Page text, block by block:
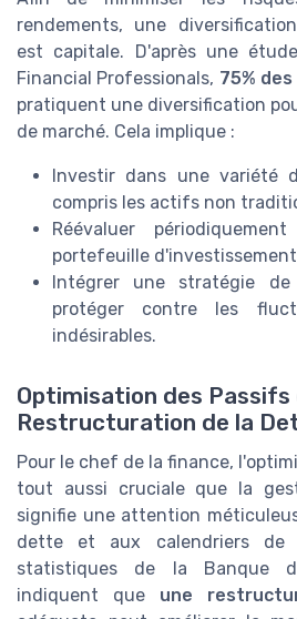
rendements, une
est capitale. D'après une
Financial Professionals, 75%
pratiquent une diversification
de marché. Cela implique :
Investir dans une variété
compris les actifs non
Réévaluer
portefeuille
Intégrer une stratégie
protéger contre les
indésirables.
Optimisation des Passifs
Restructuration de la
Pour le chef de la finance,
tout aussi cruciale que la
signifie une attention
dette et aux calendriers de
statistiques de la Banque
indiquent que une